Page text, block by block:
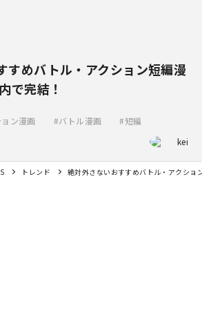
すめバトル・アクション短編漫
で完結！
ン漫画 バトル漫画
短編
kei
トレンド 絶対外さないおすすめバトル・アクショ